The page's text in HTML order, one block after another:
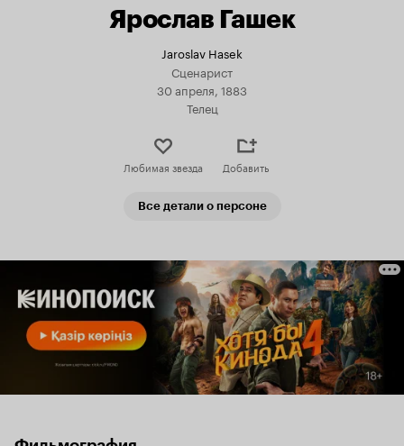
Ярослав Гашек
Jaroslav Hasek
Сценарист
30 апреля, 1883
Телец
Любимая звезда Добавить
Все детали о персоне